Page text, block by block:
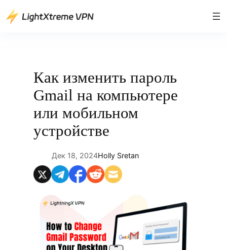
Перейти
Как изменить пароль
Gmail на компьютере
или мобильном
устройстве
Дек 18, 2024Holly Sretan